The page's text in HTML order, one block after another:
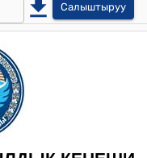
Салыштыруу